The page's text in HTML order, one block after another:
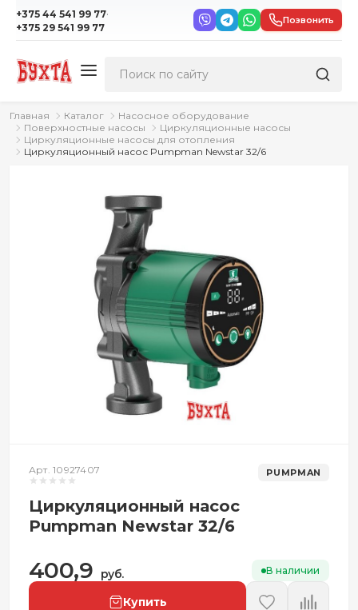
+375 44 541 99 77·
+375 29 541 99 77
Позвонить
Главная Каталог
Насосное оборудование
Поверхностные насосы
Циркуляционные насосы
Циркуляционные насосы для отопления
Циркуляционный насос Pumpman Newstar 32/6
Арт. 10927407 PUMPMAN
Циркуляционный насос
Pumpman Newstar 32/6
400,9 руб. В наличии
Купить